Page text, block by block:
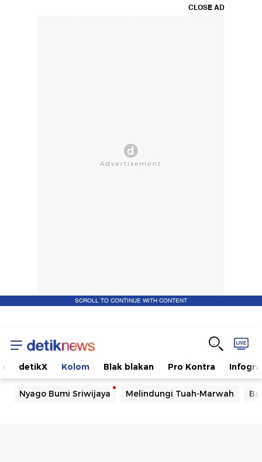
CLOSE AD
SCROLL TO CONTINUE WITH CONTENT
detikX Kolom Blak blakan Pro Kontra
Nyago Bumi Sriwijaya Melindungi Tuah-Marwah